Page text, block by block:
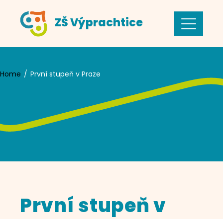
content
ZŠ Výprachtice
Home První stupeň v Praze
První stupeň v